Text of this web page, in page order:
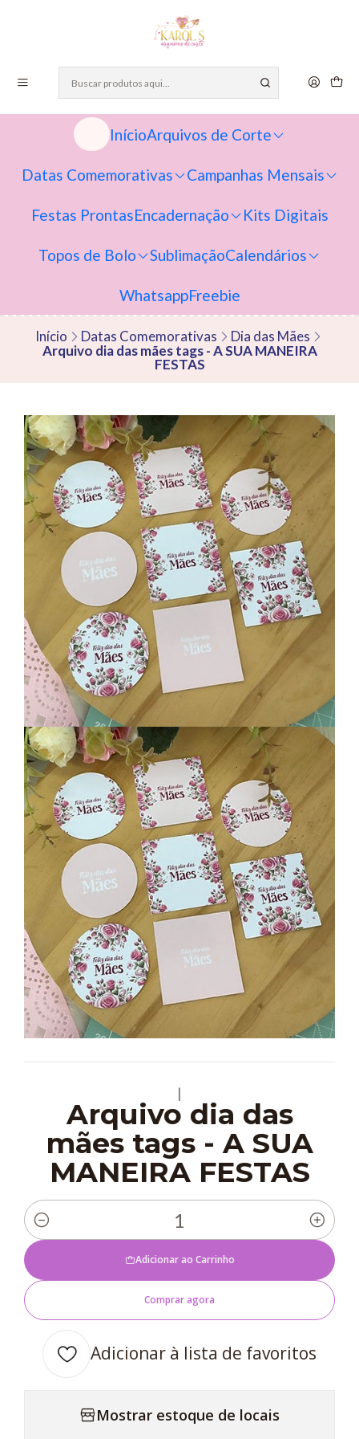
InícioArquivos de Corte
Datas Comemorativas Campanhas Mensais
Festas ProntasEncadernação Kits Digitais
Topos de Bolo SublimaçãoCalendários
WhatsappFreebie
Início Datas Comemorativas
Dia das Mães
Arquivo dia das mães tags - A SUA MANEIRA
FESTAS
|
Arquivo dia das
mães tags - A SUA
MANEIRA FESTAS
Quantidade
Adicionar ao Carrinho
Comprar agora
Adicionar à lista de favoritos
Mostrar estoque de locais